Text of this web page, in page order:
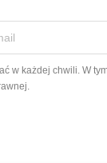
w każdej chwili. W